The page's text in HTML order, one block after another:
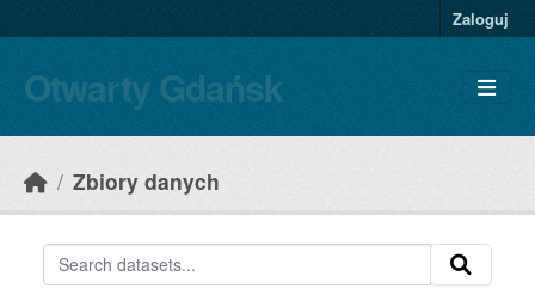
Zaloguj
Otwarty Gdańsk
Zbiory danych